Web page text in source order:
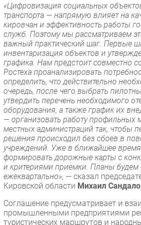
Аналитика
Интервью
Мероприятия
Проекты
IT класс
Тестовый стенд
Каталог компаний
«Цифровизация социальных
транспорта — напрямую влияет на
кировчан и эффективность работы
служб. Поэтому мы рассматриваем
важный практический шаг. Первые
инвентаризация объектов и
графика. Нам предстоит совместно
Ростеха проанализировать
определить, что действительно
очередь, после чего выбрать
утвердить перечень необходимого
оборудования, а также график их
— организовать работу профильных
местных администраций так, чтобы
решения происходил без сбоев в
учреждений. Уже в ближайшее
формировать дорожные карты с
и критериями приемки. Планы будем
ежеквартально», — сказал
Кировской области Михаил
Соглашение предусматривает и
промышленными предприятиями
туристических маршрутов и